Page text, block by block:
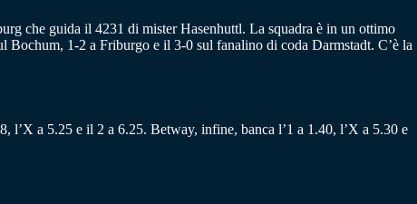
che guida il 4231 di mister Hasenhuttl. La squadra è in un ottimo
1-2 a Friburgo e il 3-0 sul fanalino di coda Darmstadt. C’è la
a 5.25 e il 2 a 6.25. Betway, infine, banca l’1 a 1.40, l’X a 5.30 e